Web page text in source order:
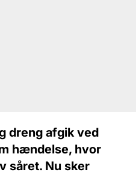
dreng afgik ved
hændelse, hvor
såret. Nu sker